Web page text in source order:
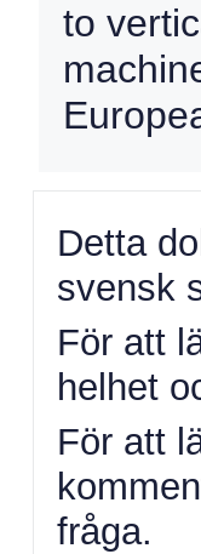
to
Detta
svensk
För att
helhet
För att
fråga.